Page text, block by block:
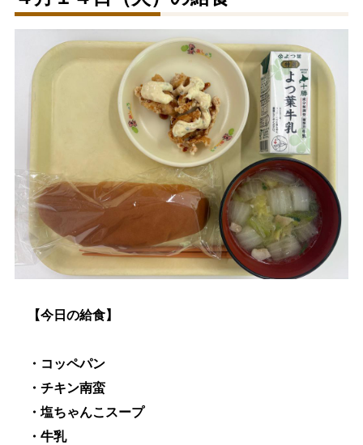
生涯学習 文化・スポーツ
文字サイズ
標準 拡大
色合い
黄 青
リセット
【今日の給食】
・コッペパン
・チキン南蛮
・塩ちゃんこスープ
・牛乳